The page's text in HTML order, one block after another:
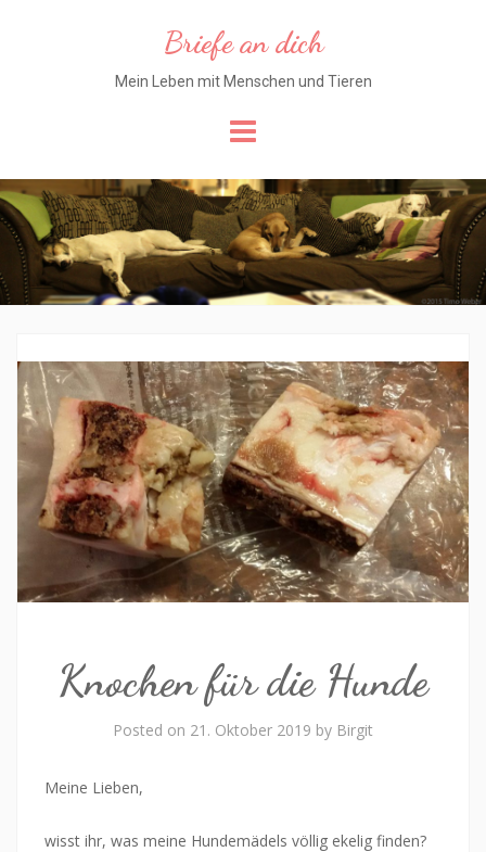
Briefe an dich
Mein Leben mit Menschen und Tieren
to
content
Knochen für die Hunde
Posted on 21. Oktober 2019 by Birgit
Meine Lieben,
wisst ihr, was meine Hundemädels völlig ekelig finden?